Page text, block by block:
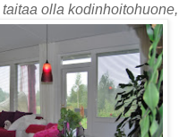
olla kodinhoitohuone,